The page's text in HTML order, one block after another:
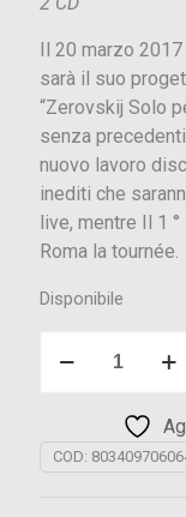
Il 20 marzo 2017
sarà il suo
“Zerovskij Solo
senza
nuovo lavoro
inediti che
live, mentre Il 1
Roma la tournée.
Disponibile
quantità
COD: